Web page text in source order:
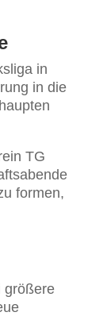
in
in die
TG
formen,
größere